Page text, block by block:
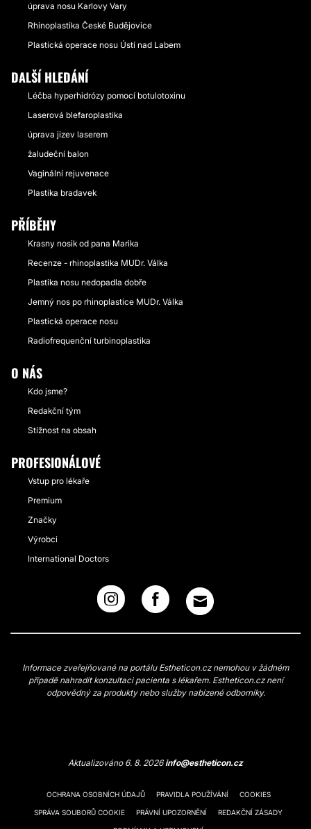
úprava nosu Karlovy Vary
Rhinoplastika České Budějovice
Plastická operace nosu Ústí nad Labem
DALŠÍ HLEDÁNÍ
Léčba hyperhidrózy pomocí botulotoxinu
Laserová blefaroplastika
úprava jizev laserem
žaludeční balon
Vaginální rejuvenace
Plastika bradavek
PŘÍBĚHY
Krasny nosik od pana Marika
Recenze - rhinoplastika MUDr. Válka
Plastika nosu nedopadla dobře
Jemný nos po rhinoplastice MUDr. Válka
Plastická operace nosu
Radiofrequenční turbinoplastika
O NÁS
Kdo jsme?
Redakční tým
Stížnost na obsah
PROFESIONÁLOVÉ
Vstup pro lékaře
Premium
Značky
Výrobci
International Doctors
Informace zveřejňované na portálu Estheticon.cz nemohou v žádném
případě nahradit konzultaci pacienta s lékařem. Estheticon.cz není
odpovědný za produkty nebo služby nabízené odborníky.
Aktualizováno 6. 8. 2026info@estheticon.cz
OCHRANA OSOBNÍCH ÚDAJŮ PRAVIDLA POUŽÍVÁNÍ COOKIES
SPRÁVA SOUBORŮ COOKIE PRÁVNÍ UPOZORNĚNÍ REDAKČNÍ ZÁSADY